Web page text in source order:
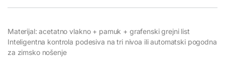
Materijal: acetatno vlakno + pamuk + grafenski grejni list
Inteligentna kontrola podesiva na tri nivoa ili automatski pogodna
za zimsko nošenje